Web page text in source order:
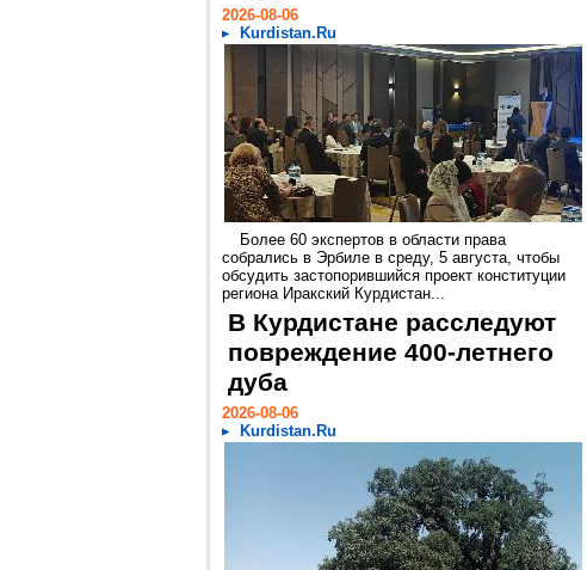
2026-08-06
Kurdistan.Ru
Более 60 экспертов в области права
собрались в Эрбиле в среду, 5 августа, чтобы
обсудить застопорившийся проект конституции
региона Иракский Курдистан...
В Курдистане расследуют
повреждение 400-летнего
дуба
2026-08-06
Kurdistan.Ru